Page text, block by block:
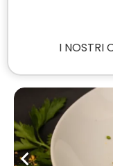
I NOSTRI